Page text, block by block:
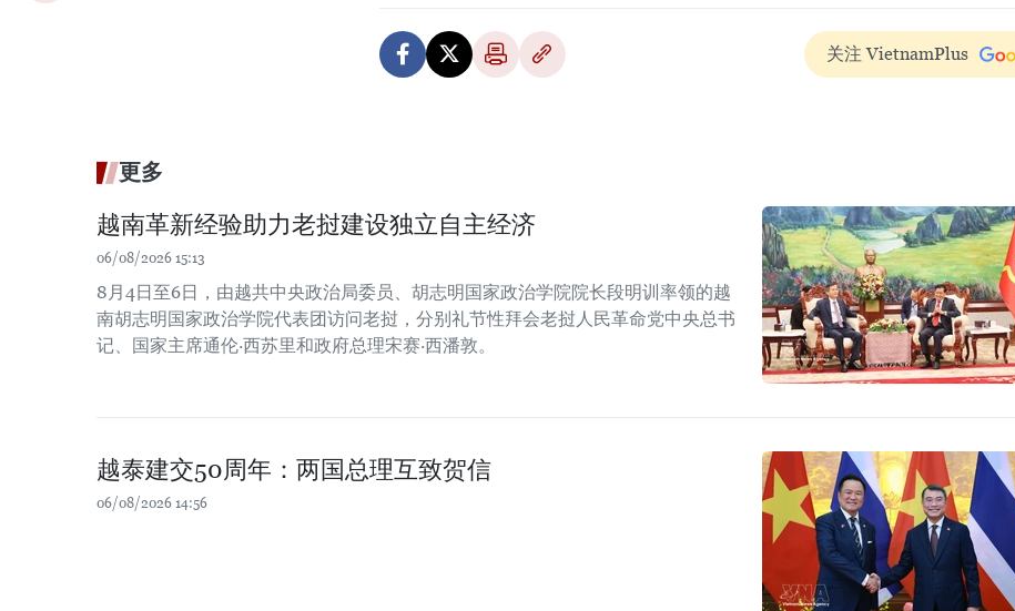
关注 VietnamPlus
更多
越南革新经验助力老挝建设独立自主经济
06/08/2026 15:13
8月4日至6日，由越共中央政治局委员、胡志明国家政治学院院长段明训率领的越
南胡志明国家政治学院代表团访问老挝，分别礼节性拜会老挝人民革命党中央总书
记、国家主席通伦·西苏里和政府总理宋赛·西潘敦。
越泰建交50周年：两国总理互致贺信
06/08/2026 14:56